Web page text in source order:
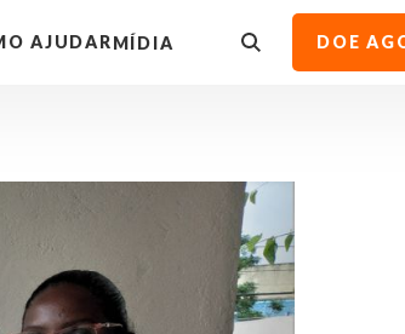
AJUDARMÍDIA DOE